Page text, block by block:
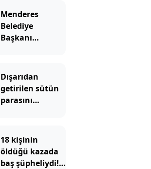
Menderes
Belediye
Başkanı
Dışarıdan
getirilen sütün
parasını
oldu
18 kişinin
öldüğü kazada
baş şüpheliydi! 8